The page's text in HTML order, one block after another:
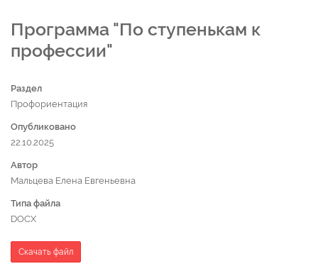
Программа "По ступенькам к
профессии"
Раздел
Профориентация
Опубликовано
22.10.2025
Автор
Мальцева Елена Евгеньевна
Типа файла
DOCX
Скачать файл